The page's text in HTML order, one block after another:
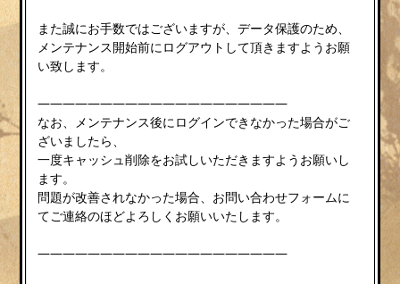
また誠にお手数ではございますが、データ保護のため、
メンテナンス開始前にログアウトして頂きますようお願
い致します。
————————————————————
なお、メンテナンス後にログインできなかった場合がご
ざいましたら、
一度キャッシュ削除をお試しいただきますようお願いし
ます。
問題が改善されなかった場合、お問い合わせフォームに
てご連絡のほどよろしくお願いいたします。
————————————————————